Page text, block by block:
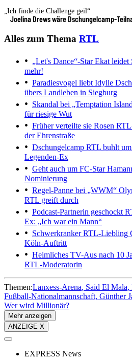
„Ich finde die Challenge geil“
Joelina Drews wäre Dschungelcamp-
Alles zum Thema RTL
„Let's Dance“-Star Ekat leidet
mehr!
Paradiesvogel liebt Idylle
übers Landleben in Siegburg
Skandal bei „Temptation
für riesige Wut
Früher verteilte sie Rosen
der Ehrenstraße
Dschungelcamp RTL buhlt
Legenden-Ex
Geht auch um FC-Star
Nominierung
Regel-Panne bei „WWM“
RTL greift durch
Podcast-Partnerin geschockt
Ex: „Ich war ein Mann“
Schwerkranker RTL-Liebling
Köln-Auftritt
Heimliches TV-Aus nach 10
RTL-Moderatorin
Themen:Lanxess-Arena Said El Mala
Fußball-Nationalmannschaft Günther
Wer wird Millionär?
Mehr anzeigen
ANZEIGE X
EXPRESS News